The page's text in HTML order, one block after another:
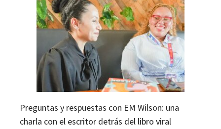
Preguntas y respuestas con EM Wilson: una
charla con el escritor detrás del libro viral